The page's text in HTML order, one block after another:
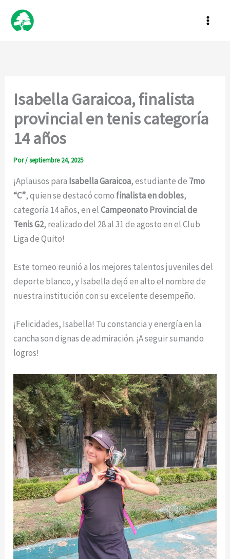
Isabella Garaicoa, finalista
provincial en tenis categoría
14 años
Por/septiembre 24, 2025
¡Aplausos para Isabella Garaicoa, estudiante de 7mo
“C”, quien se destacó como finalista en dobles,
categoría 14 años, en elCampeonato Provincial de
Tenis G2, realizado del 28 al 31 de agosto en el Club
Liga de Quito!
Este torneo reunió a los mejores talentos juveniles del
deporte blanco, y Isabella dejó en alto el nombre de
nuestra institución con su excelente desempeño.
¡Felicidades, Isabella! Tu constancia y energía en la
cancha son dignas de admiración. ¡A seguir sumando
logros!